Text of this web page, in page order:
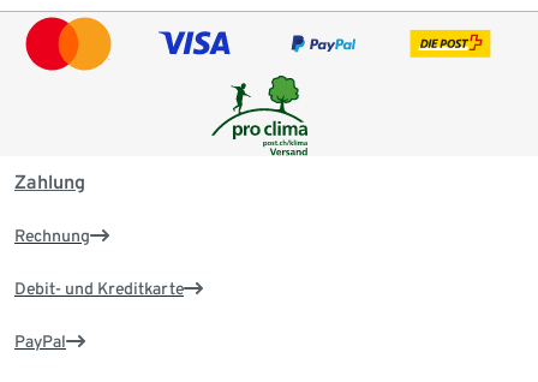
Zahlung
Rechnung
Debit- und Kreditkarte
PayPal